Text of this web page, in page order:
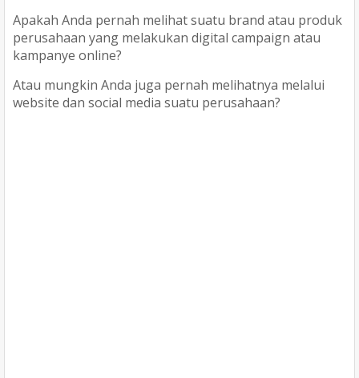
Apakah Anda pernah melihat suatu brand atau produk
perusahaan yang melakukan digital campaign atau
kampanye online?
Atau mungkin Anda juga pernah melihatnya melalui
website dan social media suatu perusahaan?